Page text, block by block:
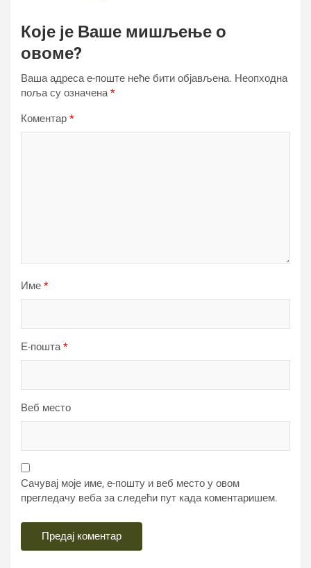
Које је Ваше мишљење о
овоме?
Ваша адреса е-поште неће бити објављена. Неопходна
поља су означена*
Коментар *
Име *
Е-пошта*
Веб место
Сачувај моје име, е-пошту и веб место у овом
прегледачу веба за следећи пут када коментаришем.